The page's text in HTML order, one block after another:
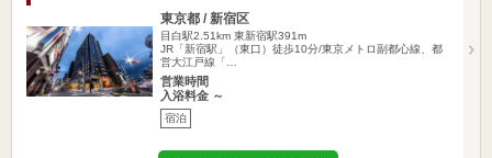
東京都 / 新宿区
目白駅2.51km 東新宿駅391m
JR「新宿駅」（東口）徒歩10分/東京メトロ副都心線、都
営大江戸線「…
営業時間
入浴料金 ～
宿泊